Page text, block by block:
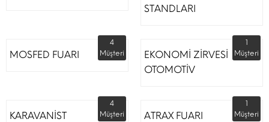
STANDLARI
MOSFED FUARI
4
Müşteri
EKONOMİ ZİRVESİ
OTOMOTİV
1
Müşteri
KARAVANİST
4
Müşteri
ATRAX FUARI
1
Müşteri